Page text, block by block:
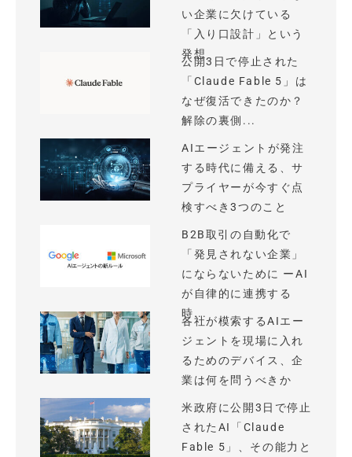
い企業に欠けている
「入り口設計」という
発想
公開3日で停止された
「Claude Fable 5」は
なぜ復活できたのか？
解除の裏側...
AIエージェントが発注
する時代に備える、サ
プライヤーが今すぐ点
検すべき3つのこと
B2B取引の自動化で
「発見されない企業」
にならないために ーAI
が自律的に連携する
時...
各社が模索するAIエー
ジェントを現場に入れ
るためのデバイス、企
業は何を問うべきか
米政府に公開3日で停止
されたAI「Claude
Fable 5」、その能力と